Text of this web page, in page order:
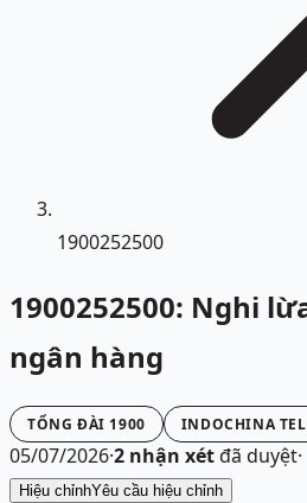
1900252500
1900252500: Nghi
ngân hàng
TỔNG ĐÀI 1900 INDOCHINA
05/07/2026·2 nhận xétđã duyệt·
Hiệu chỉnhYêu cầu hiệu chỉnh